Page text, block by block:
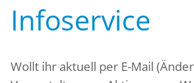
Infoservice
Wollt ihr aktuell per E-Mail